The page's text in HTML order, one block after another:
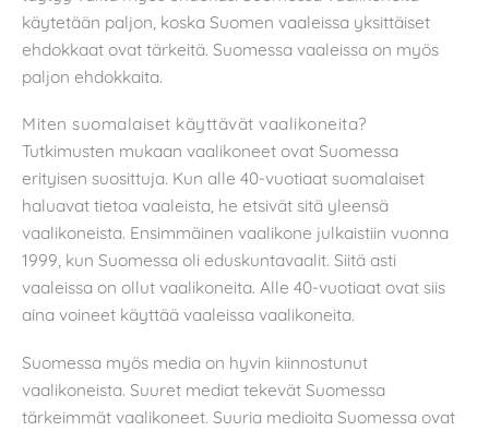
käytetään paljon, koska Suomen vaaleissa yksittäiset
ehdokkaat ovat tärkeitä. Suomessa vaaleissa on myös
paljon ehdokkaita.
Miten suomalaiset käyttävät vaalikoneita?
Tutkimusten mukaan vaalikoneet ovat Suomessa
erityisen suosittuja. Kun alle 40-vuotiaat suomalaiset
haluavat tietoa vaaleista, he etsivät sitä yleensä
vaalikoneista. Ensimmäinen vaalikone julkaistiin vuonna
1999, kun Suomessa oli eduskuntavaalit. Siitä asti
vaaleissa on ollut vaalikoneita. Alle 40-vuotiaat ovat siis
aina voineet käyttää vaaleissa vaalikoneita.
Suomessa myös media on hyvin kiinnostunut
vaalikoneista. Suuret mediat tekevät Suomessa
tärkeimmät vaalikoneet. Suuria medioita Suomessa ovat